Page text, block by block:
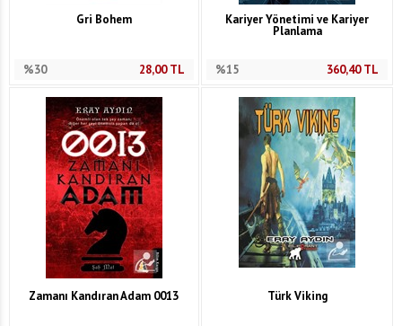
Gri Bohem
%30 28,00TL
Kariyer Yönetimi ve Kariyer
Planlama
%15 360,40TL
Zamanı Kandıran Adam 0013 Türk Viking